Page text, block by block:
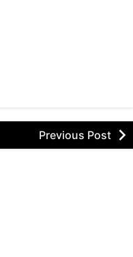
Previous Post